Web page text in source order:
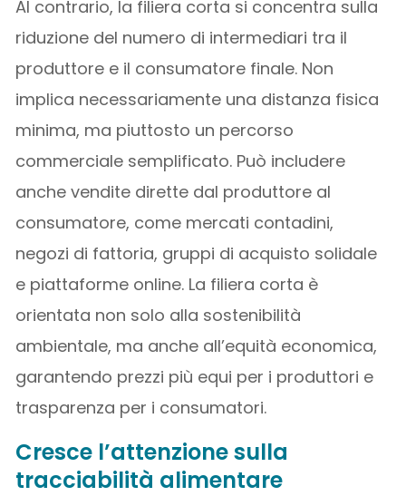
Al contrario, la filiera corta si concentra sulla
riduzione del numero di intermediari tra il
produttore e il consumatore finale. Non
implica necessariamente una distanza fisica
minima, ma piuttosto un percorso
commerciale semplificato. Può includere
anche vendite dirette dal produttore al
consumatore, come mercati contadini,
negozi di fattoria, gruppi di acquisto solidale
e piattaforme online. La filiera corta è
orientata non solo alla sostenibilità
ambientale, ma anche all’equità economica,
garantendo prezzi più equi per i produttori e
trasparenza per i consumatori.
Cresce l’attenzione sulla
tracciabilità alimentare